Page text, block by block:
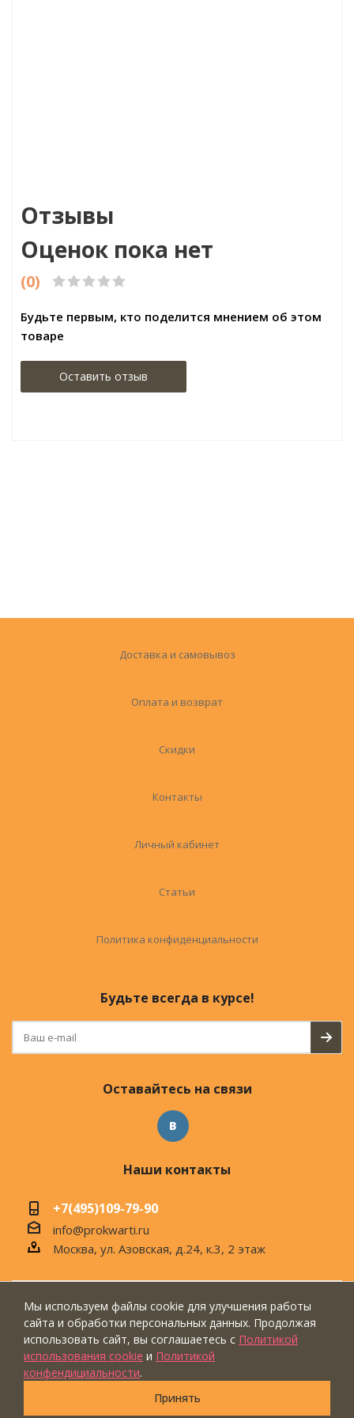
Отзывы
Оценок пока нет
(0)
Будьте первым, кто поделится мнением об этом
товаре
Оставить отзыв
Доставка и самовывоз
Оплата и возврат
Скидки
Контакты
Личный кабинет
Статьи
Политика конфиденциальности
Будьте всегда в курсе!
Оставайтесь на связи
Наши контакты
+7(495)109-79-90
info@prokwarti.ru
Москва, ул. Азовская, д.24, к.3, 2 этаж
© 2026 Магазин современного интерьера
"ПроКвартиРу"
Мы используем файлы cookie для улучшения работы
сайта и обработки персональных данных. Продолжая
использовать сайт, вы соглашаетесь с Политикой
использования cookie и Политикой
конфендициальности.
Принять